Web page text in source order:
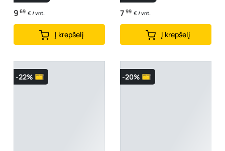
9 69 € / vnt.
Į krepšelį
7 99 € / vnt.
Į krepšelį
-22% -20%